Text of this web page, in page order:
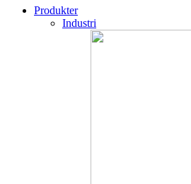
Produkter
Industri